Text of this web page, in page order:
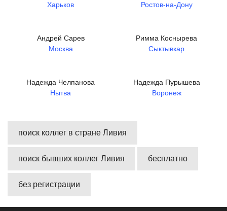
Харьков
Ростов-на-Дону
Андрей Сарев
Москва
Римма Коснырева
Сыктывкар
Надежда Челпанова
Нытва
Надежда Пурышева
Воронеж
поиск коллег в стране Ливия
поиск бывших коллег Ливия бесплатно
без регистрации